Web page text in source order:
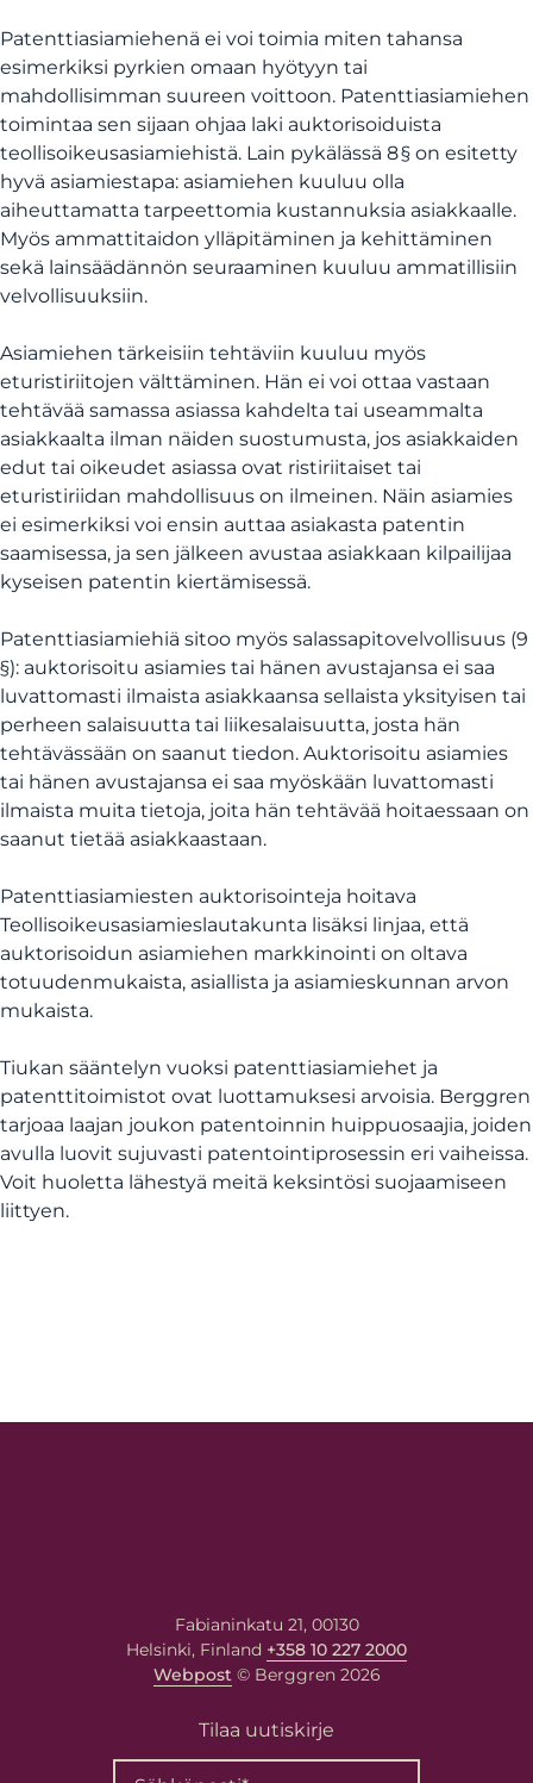
Patenttiasiamiehenä ei voi toimia miten tahansa
esimerkiksi pyrkien omaan hyötyyn tai
mahdollisimman suureen voittoon. Patenttiasiamiehen
toimintaa sen sijaan ohjaa laki auktorisoiduista
teollisoikeusasiamiehistä. Lain pykälässä 8 § on esitetty
hyvä asiamiestapa: asiamiehen kuuluu olla
aiheuttamatta tarpeettomia kustannuksia asiakkaalle.
Myös ammattitaidon ylläpitäminen ja kehittäminen
sekä lainsäädännön seuraaminen kuuluu ammatillisiin
velvollisuuksiin.
Asiamiehen tärkeisiin tehtäviin kuuluu myös
eturistiriitojen välttäminen. Hän ei voi ottaa vastaan
tehtävää samassa asiassa kahdelta tai useammalta
asiakkaalta ilman näiden suostumusta, jos asiakkaiden
edut tai oikeudet asiassa ovat ristiriitaiset tai
eturistiriidan mahdollisuus on ilmeinen. Näin asiamies
ei esimerkiksi voi ensin auttaa asiakasta patentin
saamisessa, ja sen jälkeen avustaa asiakkaan kilpailijaa
kyseisen patentin kiertämisessä.
Patenttiasiamiehiä sitoo myös salassapitovelvollisuus (9
§): auktorisoitu asiamies tai hänen avustajansa ei saa
luvattomasti ilmaista asiakkaansa sellaista yksityisen tai
perheen salaisuutta tai liikesalaisuutta, josta hän
tehtävässään on saanut tiedon. Auktorisoitu asiamies
tai hänen avustajansa ei saa myöskään luvattomasti
ilmaista muita tietoja, joita hän tehtävää hoitaessaan on
saanut tietää asiakkaastaan.
Patenttiasiamiesten auktorisointeja hoitava
Teollisoikeusasiamieslautakunta lisäksi linjaa, että
auktorisoidun asiamiehen markkinointi on oltava
totuudenmukaista, asiallista ja asiamieskunnan arvon
mukaista.
Tiukan sääntelyn vuoksi patenttiasiamiehet ja
patenttitoimistot ovat luottamuksesi arvoisia. Berggren
tarjoaa laajan joukon patentoinnin huippuosaajia, joiden
avulla luovit sujuvasti patentointiprosessin eri vaiheissa.
Voit huoletta lähestyä meitä keksintösi suojaamiseen
liittyen.
Fabianinkatu 21, 00130
Helsinki, Finland +358 10 227 2000
Webpost© Berggren 2026
Tilaa uutiskirje